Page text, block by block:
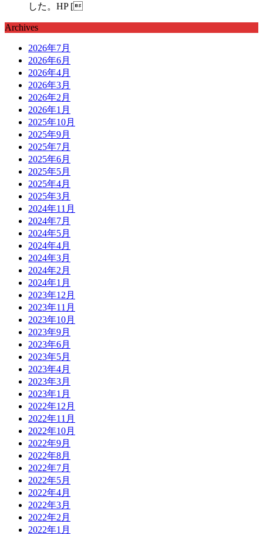
した。HP [
Archives
2026年7月
2026年6月
2026年4月
2026年3月
2026年2月
2026年1月
2025年10月
2025年9月
2025年7月
2025年6月
2025年5月
2025年4月
2025年3月
2024年11月
2024年7月
2024年5月
2024年4月
2024年3月
2024年2月
2024年1月
2023年12月
2023年11月
2023年10月
2023年9月
2023年6月
2023年5月
2023年4月
2023年3月
2023年1月
2022年12月
2022年11月
2022年10月
2022年9月
2022年8月
2022年7月
2022年5月
2022年4月
2022年3月
2022年2月
2022年1月